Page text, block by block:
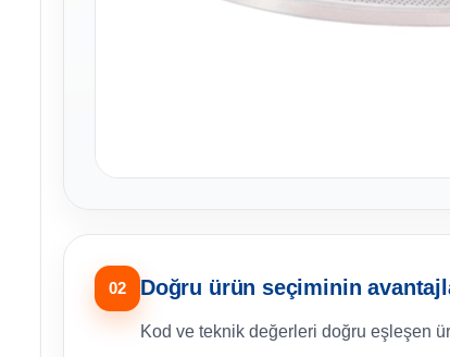
02 Doğru ürün seçiminin
Kod ve teknik değerleri doğru eşleşen